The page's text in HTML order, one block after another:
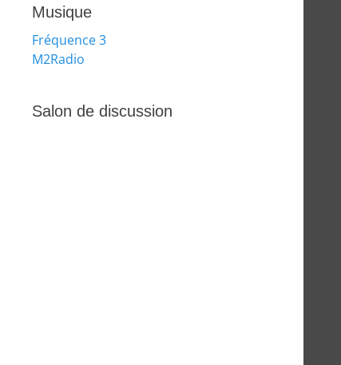
Musique
Fréquence 3
M2Radio
Salon de discussion